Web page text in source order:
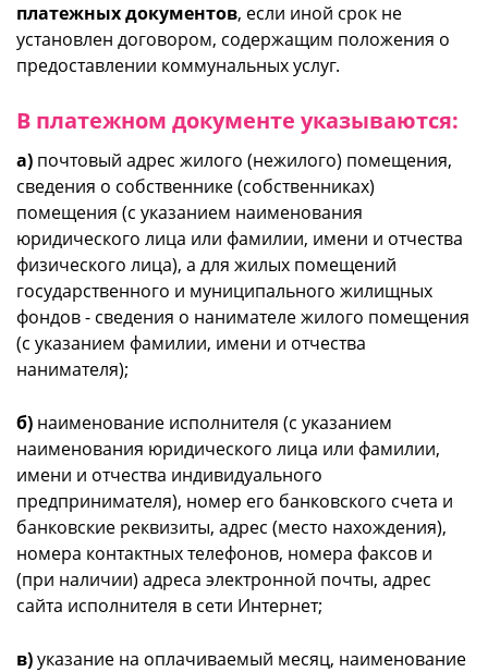
платежных документов, если иной срок не
установлен договором, содержащим положения о
предоставлении коммунальных услуг.
В платежном документе указываются:
а) почтовый адрес жилого (нежилого) помещения,
сведения о собственнике (собственниках)
помещения (с указанием наименования
юридического лица или фамилии, имени и отчества
физического лица), а для жилых помещений
государственного и муниципального жилищных
фондов - сведения о нанимателе жилого помещения
(с указанием фамилии, имени и отчества
нанимателя);
б) наименование исполнителя (с указанием
наименования юридического лица или фамилии,
имени и отчества индивидуального
предпринимателя), номер его банковского счета и
банковские реквизиты, адрес (место нахождения),
номера контактных телефонов, номера факсов и
(при наличии) адреса электронной почты, адрес
сайта исполнителя в сети Интернет;
в)указание на оплачиваемый месяц, наименование